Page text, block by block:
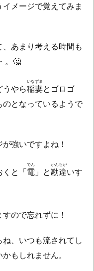
メージで覚えてみま
あまり考える時間も
。🤔
うやら稲妻
いなずま
とゴロゴ
のとなっているようで
強いですよね！
くと「電
でん
」と勘違
かんちが
いす
ので忘れずに！
、いつも流されてし
もしれません。